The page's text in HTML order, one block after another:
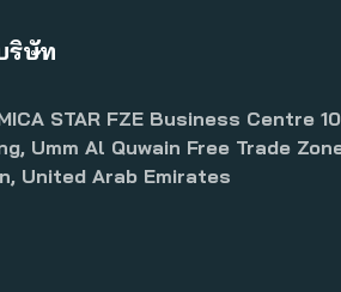
ริษัท
STAR FZE Business Centre
Umm Al Quwain Free Trade
United Arab Emirates